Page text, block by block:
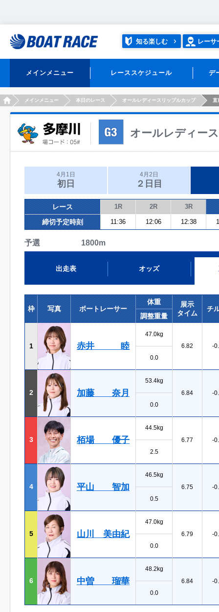
知る楽しむ レーサ
メインメニュー レーススケジュール デ
HOMEメインメニュー 本日のレース オールレディースリップルカップ 直
オールレディー
4月1日
初日
4月2日
２日目
レース 1R 2R 3R
締切予定時刻 11:36 12:06 12:38
予選 1800m
出走表 オッズ
枠 写真 ボートレーサー
体重
展示
タイム
チ
調整重量
1 赤井 睦
47.0kg
6.82
-
0.0
2 加藤 奈月
53.4kg
6.84
-
0.0
3 栢場 優子
44.5kg
6.77
-
2.5
4 平山 智加
46.5kg
6.75
-
0.5
5 山川 美由紀
47.0kg
6.79
-
0.0
6 中曽 瑠華
48.2kg
6.84
-
0.0